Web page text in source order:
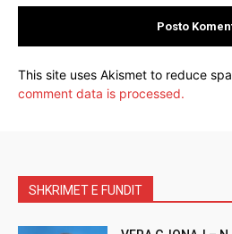
This site uses Akismet to reduce
comment data is processed.
SHKRIMET E FUNDIT